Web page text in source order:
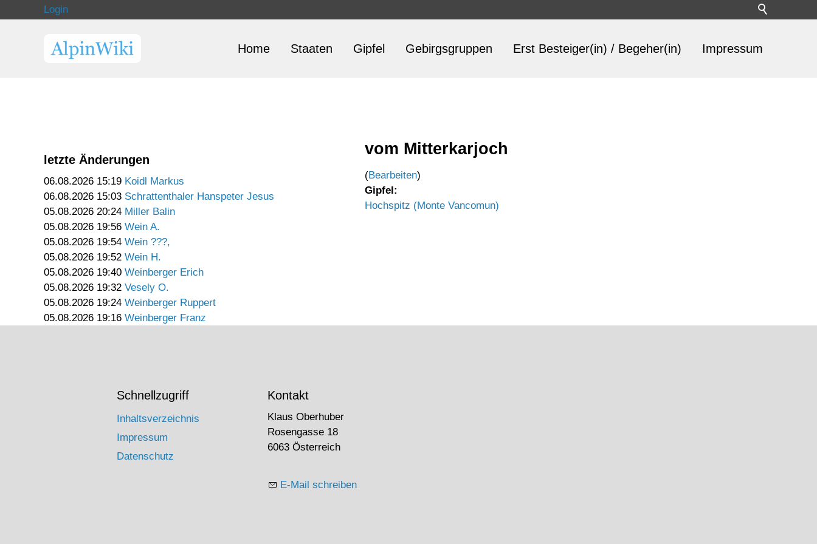
Login
Home Staaten Gipfel Gebirgsgruppen Erst Besteiger(in) / Begeher(in) Impressum
letzte Änderungen
06.08.2026 15:19 Koidl Markus
06.08.2026 15:03 Schrattenthaler Hanspeter Jesus
05.08.2026 20:24 Miller Balin
05.08.2026 19:56 Wein A.
05.08.2026 19:54 Wein ???,
05.08.2026 19:52 Wein H.
05.08.2026 19:40 Weinberger Erich
05.08.2026 19:32 Vesely O.
05.08.2026 19:24 Weinberger Ruppert
05.08.2026 19:16 Weinberger Franz
vom Mitterkarjoch
(Bearbeiten)
Gipfel:
Hochspitz (Monte Vancomun)
Schnellzugriff
Inhaltsverzeichnis
Impressum
Datenschutz
Kontakt
Klaus Oberhuber
Rosengasse 18
6063 Österreich
E-Mail schreiben